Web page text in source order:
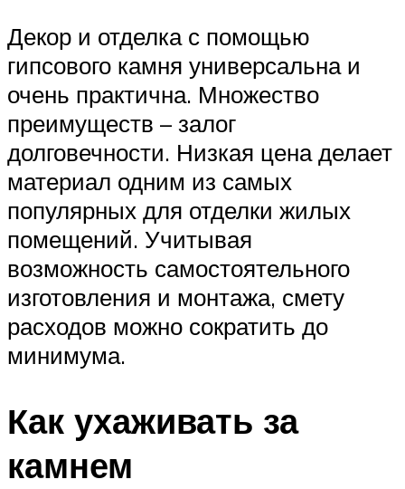
Декор и отделка с помощью
гипсового камня универсальна и
очень практична. Множество
преимуществ – залог
долговечности. Низкая цена делает
материал одним из самых
популярных для отделки жилых
помещений. Учитывая
возможность самостоятельного
изготовления и монтажа, смету
расходов можно сократить до
минимума.
Как ухаживать за
камнем